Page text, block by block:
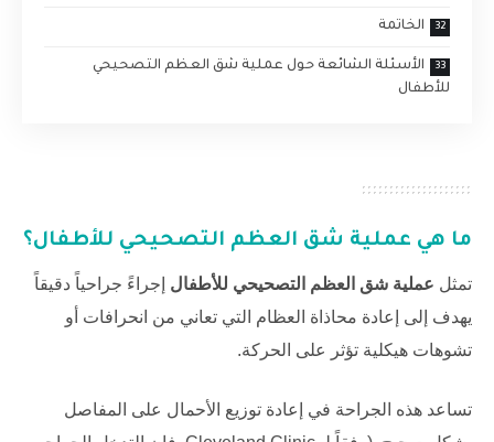
الخاتمة
الأسئلة الشائعة حول عملية شق العظم التصحيحي
للأطفال
ما هي عملية شق العظم التصحيحي للأطفال؟
تمثل عملية شق العظم التصحيحي للأطفال إجراءً جراحياً دقيقاً
يهدف إلى إعادة محاذاة العظام التي تعاني من انحرافات أو
تشوهات هيكلية تؤثر على الحركة.
تساعد هذه الجراحة في إعادة توزيع الأحمال على المفاصل